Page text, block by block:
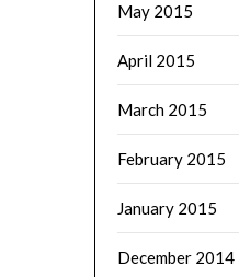
May 2015
April 2015
March 2015
February 2015
January 2015
December 2014